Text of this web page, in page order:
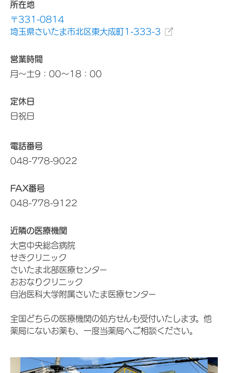
所在地
〒331-0814
埼玉県さいたま市北区東大成町1-333-3
営業時間
月～土9：00～18：00
定休日
日祝日
電話番号
048-778-9022
FAX番号
048-778-9122
近隣の医療機関
大宮中央総合病院
せきクリニック
さいたま北部医療センター
おおなりクリニック
自治医科大学附属さいたま医療センター
全国どちらの医療機関の処方せんも受付いたします。他
薬局にないお薬も、一度当薬局へご相談ください。